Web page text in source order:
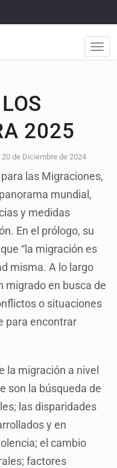
2025
20 de Diciembre de 2024
las Migraciones,
mundial,
y medidas
En el prólogo, su
“la migración es
misma. A lo largo
migrado en busca de
o situaciones
para encontrar
la migración a nivel
son la búsqueda de
las disparidades
y en
el cambio
factores